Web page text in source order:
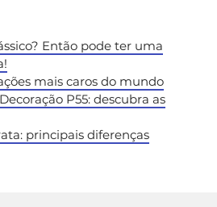
Então pode ter uma
mais caros do mundo
P55: descubra as
principais diferenças